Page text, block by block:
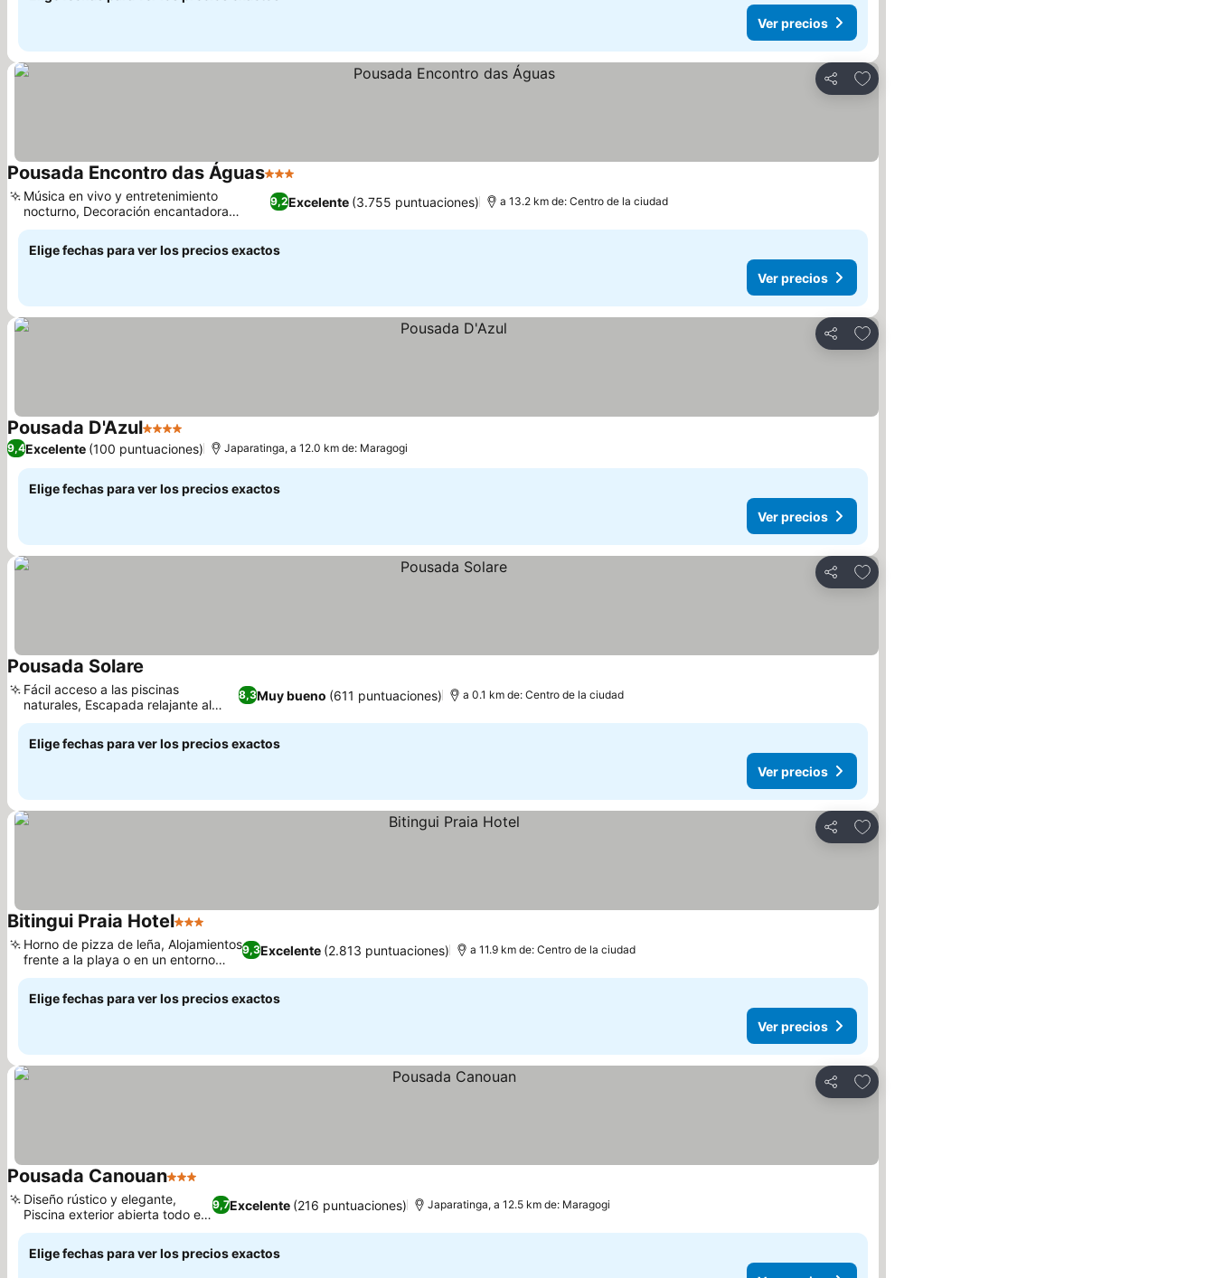
Ver precios
Compartir
Agregar a favoritos
Pousada Encontro das Águas3 Estrellas
9,2Excelente (3.755 puntuaciones)
Música en vivo y entretenimiento
nocturno, Decoración encantadora
inspirada en la naturaleza
a 13.2 km de: Centro de la ciudad
Elige fechas para ver los precios exactos
Ver precios
Compartir
Agregar a favoritos
Pousada D'Azul4 EstrellasVer precios
9,4Excelente (100 puntuaciones) Japaratinga, a 12.0 km de: Maragogi
Elige fechas para ver los precios exactos
Ver precios
Compartir
Agregar a favoritos
Pousada Solare
8,3Muy bueno (611 puntuaciones)
Fácil acceso a las piscinas
naturales, Escapada relajante al
Caribe brasileño
a 0.1 km de: Centro de la ciudad
Elige fechas para ver los precios exactos
Ver precios
Compartir
Agregar a favoritos
Bitingui Praia Hotel3 Estrellas
9,3Excelente (2.813 puntuaciones)
Horno de pizza de leña, Alojamientos
frente a la playa o en un entorno
tropical
a 11.9 km de: Centro de la ciudad
Elige fechas para ver los precios exactos
Ver precios
Compartir
Agregar a favoritos
Pousada Canouan3 Estrellas
9,7Excelente (216 puntuaciones)
Diseño rústico y elegante,
Piscina exterior abierta todo el
año
Japaratinga, a 12.5 km de: Maragogi
Elige fechas para ver los precios exactos